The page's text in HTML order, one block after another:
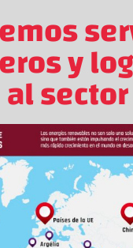
y
al sector